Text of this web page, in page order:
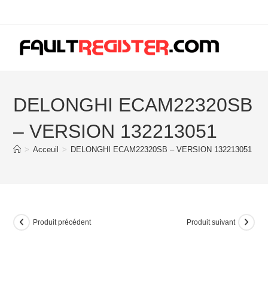
DELONGHI ECAM22320SB
– VERSION 132213051
> Acceuil > DELONGHI ECAM22320SB – VERSION 132213051
Produit précédent Produit suivant